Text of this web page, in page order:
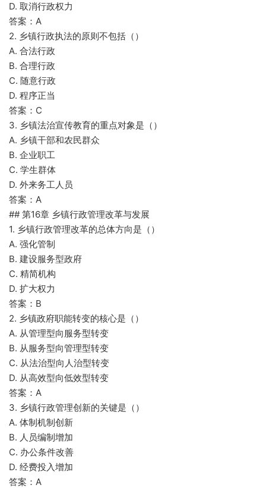
D. 取消行政权力
答案：A
2. 乡镇行政执法的原则不包括（）
A. 合法行政
B. 合理行政
C. 随意行政
D. 程序正当
答案：C
3. 乡镇法治宣传教育的重点对象是（）
A. 乡镇干部和农民群众
B. 企业职工
C. 学生群体
D. 外来务工人员
答案：A
## 第16章 乡镇行政管理改革与发展
1. 乡镇行政管理改革的总体方向是（）
A. 强化管制
B. 建设服务型政府
C. 精简机构
D. 扩大权力
答案：B
2. 乡镇政府职能转变的核心是（）
A. 从管理型向服务型转变
B. 从服务型向管理型转变
C. 从法治型向人治型转变
D. 从高效型向低效型转变
答案：A
3. 乡镇行政管理创新的关键是（）
A. 体制机制创新
B. 人员编制增加
C. 办公条件改善
D. 经费投入增加
答案：A